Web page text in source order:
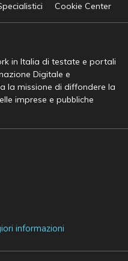
Cookie Center
in Italia di testate e portali
Digitale e
la missione di diffondere la
imprese e pubbliche
informazioni